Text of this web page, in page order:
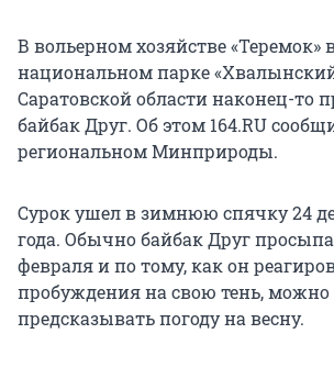
В вольерном хозяйстве «Теремок»
национальном парке
Саратовской области наконец-то
байбак Друг. Об этом 164.RU
региональном Минприроды.
Сурок ушел в зимнюю спячку 24
года. Обычно байбак Друг
февраля и по тому, как он
пробуждения на свою тень,
предсказывать погоду на весну.